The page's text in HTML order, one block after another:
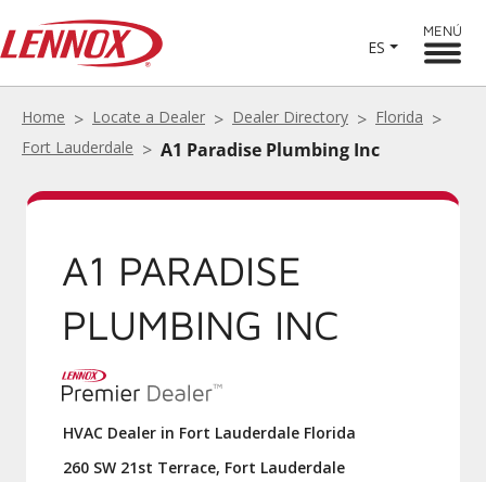
ES
MENÚ
Home Locate a Dealer Dealer Directory
Florida
Fort Lauderdale
A1 Paradise Plumbing Inc
A1 PARADISE
PLUMBING INC
HVAC Dealer in Fort Lauderdale Florida
260 SW 21st Terrace, Fort Lauderdale